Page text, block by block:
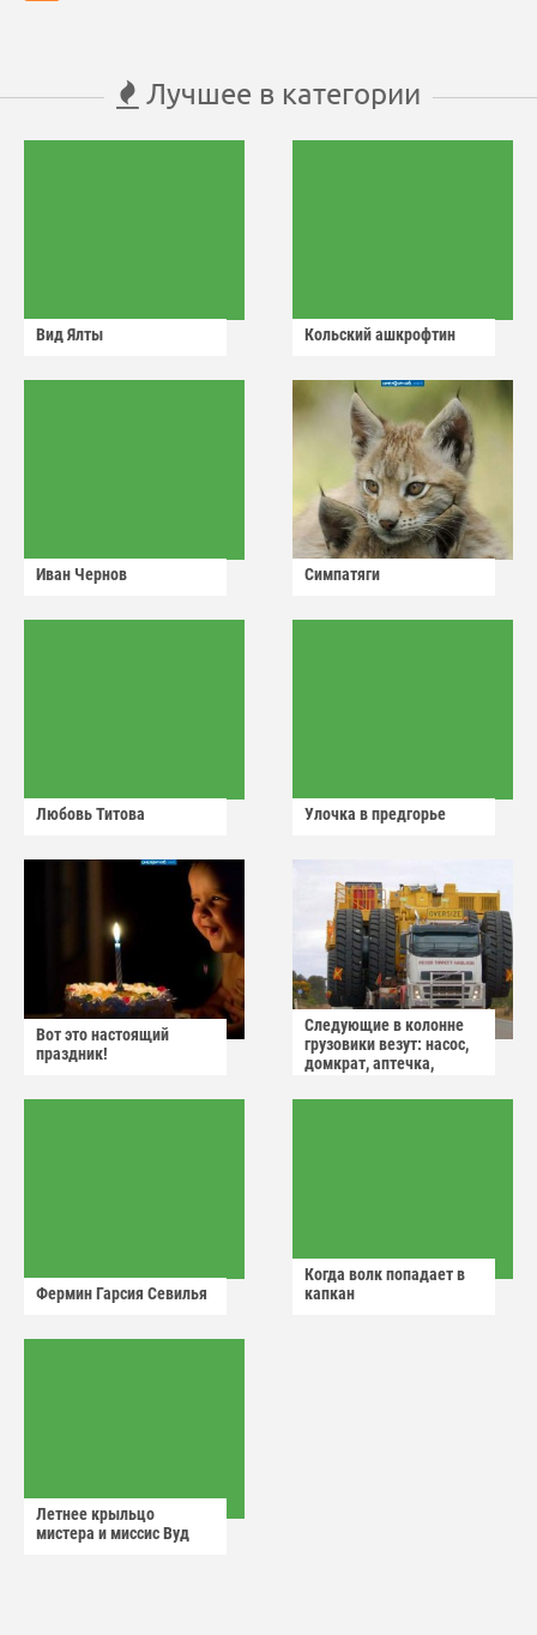
Лучшее в категории
Вид Ялты Кольский ашкрофтин
Иван Чернов Симпатяги
Любовь Титова Улочка в предгорье
Вот это настоящий
праздник!
Следующие в колонне
грузовики везут: насос,
домкрат, аптечка,
Фермин Гарсия Севилья
Когда волк попадает в
капкан
Летнее крыльцо
мистера и миссис Вуд